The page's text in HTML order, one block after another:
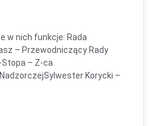
w nich funkcje: Rada
– Przewodniczący Rady
Stopa – Z-ca
Korycki –